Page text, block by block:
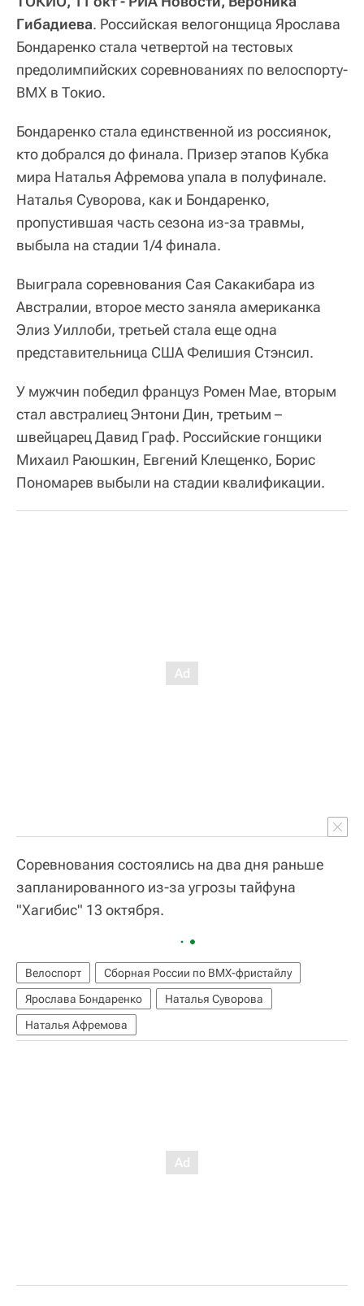
Гибадиева. Российская велогонщица Ярослава
Бондаренко стала четвертой на тестовых
предолимпийских соревнованиях по велоспорту-
ВМХ в Токио.
Бондаренко стала единственной из россиянок,
кто добрался до финала. Призер этапов Кубка
мира Наталья Афремова упала в полуфинале.
Наталья Суворова, как и Бондаренко,
пропустившая часть сезона из-за травмы,
выбыла на стадии 1/4 финала.
Выиграла соревнования Сая Сакакибара из
Австралии, второе место заняла американка
Элиз Уиллоби, третьей стала еще одна
представительница США Фелишия Стэнсил.
У мужчин победил француз Ромен Мае, вторым
стал австралиец Энтони Дин, третьим –
швейцарец Давид Граф. Российские гонщики
Михаил Раюшкин, Евгений Клещенко, Борис
Пономарев выбыли на стадии квалификации.
Соревнования состоялись на два дня раньше
запланированного из-за угрозы тайфуна
"Хагибис" 13 октября.
Велоспорт
Сборная России по ВМХ-фристайлу
Ярослава Бондаренко
Наталья Суворова
Наталья Афремова